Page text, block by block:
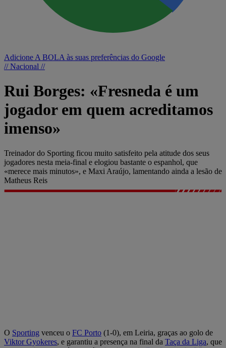
Adicione A BOLA às suas preferências do Google
// Nacional //
Rui Borges: «Fresneda é um
jogador em quem acreditamos
imenso»
Treinador do Sporting ficou muito satisfeito pela atitude dos seus
jogadores nesta meia-final e elogiou bastante o espanhol, que
«merece mais minutos», e Maxi Araújo, lamentando ainda a lesão de
Matheus Reis
O Sporting venceu o FC Porto (1-0), em Leiria, graças ao golo de
Viktor Gyokeres, e garantiu a presença na final da Taça da Liga, que